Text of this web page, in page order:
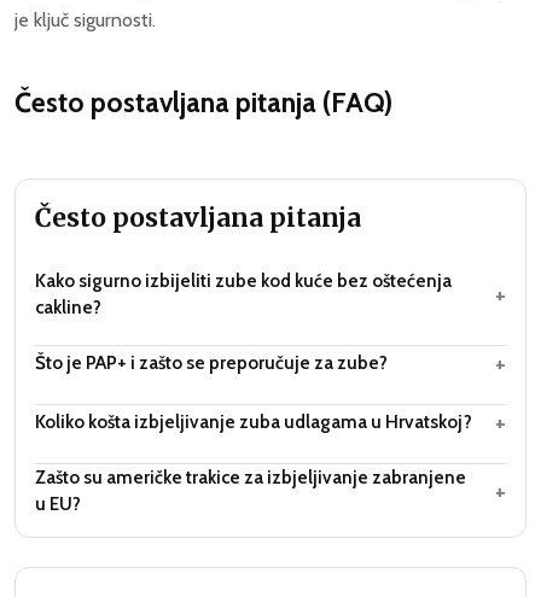
je ključ sigurnosti.
Često postavljana pitanja (FAQ)
Često postavljana pitanja
Kako sigurno izbijeliti zube kod kuće bez oštećenja
cakline?
+
Što je PAP+ i zašto se preporučuje za zube? +
Koliko košta izbjeljivanje zuba udlagama u Hrvatskoj? +
Zašto su američke trakice za izbjeljivanje zabranjene
u EU?
+